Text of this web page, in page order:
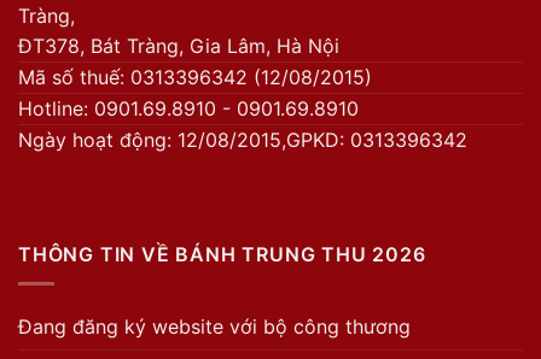
Tràng,
ĐT378, Bát Tràng, Gia Lâm, Hà Nội
Mã số thuế: 0313396342 (12/08/2015)
Hotline: 0901.69.8910 - 0901.69.8910
Ngày hoạt động: 12/08/2015,GPKD: 0313396342
THÔNG TIN VỀ BÁNH TRUNG THU 2026
Đang đăng ký website với bộ công thương